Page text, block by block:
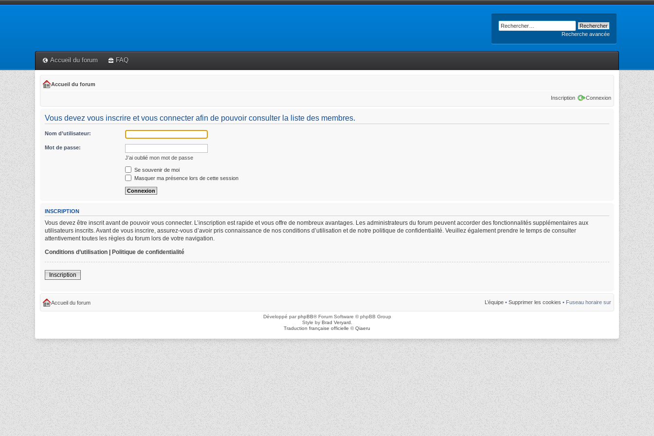
Recherche avancée
Accueil du forum FAQ
Accueil du forum
Inscription Connexion
Vous devez vous inscrire et vous connecter afin de pouvoir consulter la liste des membres.
Nom d’utilisateur:
Mot de passe:
J’ai oublié mon mot de passe
Se souvenir de moi
Masquer ma présence lors de cette session
INSCRIPTION
Vous devez être inscrit avant de pouvoir vous connecter. L’inscription est rapide et vous offre de nombreux avantages. Les administrateurs du forum peuvent accorder des fonctionnalités supplémentaires aux
utilisateurs inscrits. Avant de vous inscrire, assurez-vous d’avoir pris connaissance de nos conditions d’utilisation et de notre politique de confidentialité. Veuillez également prendre le temps de consulter
attentivement toutes les règles du forum lors de votre navigation.
Conditions d’utilisation | Politique de confidentialité
Inscription
Accueil du forum L’équipe • Supprimer les cookies • Fuseau horaire sur
Développé parphpBB® Forum Software © phpBB Group
Style by Brad Veryard
Traduction française officielle ©Qiaeru